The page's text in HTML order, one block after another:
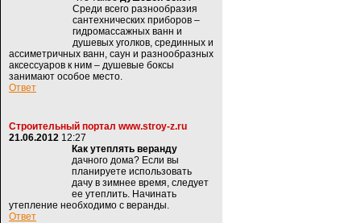
Среди всего разнообразия
сантехнических приборов –
гидромассажных ванн и
душевых уголков, срединных и
ассиметричных ванн, саун и разнообразных
аксессуаров к ним – душевые боксы
занимают особое место.
Ответ
Строительный портал www.stroy-z.ru
21.06.2012 12:27
Как утеплять веранду
дачного дома? Если вы
планируете использовать
дачу в зимнее время, следует
ее утеплить. Начинать
утепление необходимо с веранды.
Ответ